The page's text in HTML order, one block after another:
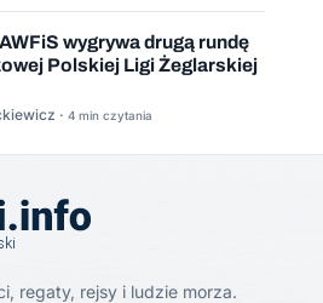
wygrywa drugą rundę
Polskiej Ligi Żeglarskiej
· 4 min czytania
regaty, rejsy i ludzie morza.